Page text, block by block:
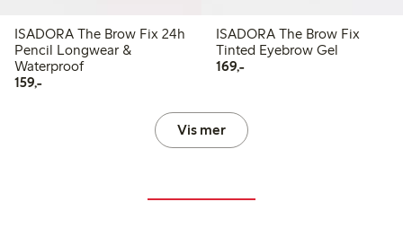
ISADORA The Brow Fix 24h
Pencil Longwear &
Waterproof
159,-159,00 kr
ISADORA The Brow Fix
Tinted Eyebrow Gel
169,-169,00 kr
Vis mer